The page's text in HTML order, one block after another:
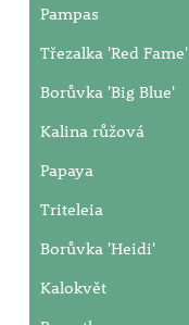
Pampas
Třezalka 'Red Fame'
Borůvka 'Big Blue'
Kalina růžová
Papaya
Triteleia
Borůvka 'Heidi'
Kalokvět